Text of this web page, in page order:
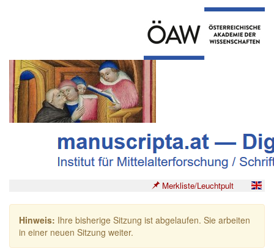
Merkliste/Leuchtpult
Hinweis: Ihre bisherige Sitzung ist abgelaufen. Sie arbeiten
in einer neuen Sitzung weiter.